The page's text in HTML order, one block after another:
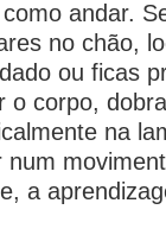
andar.
no chão,
ou ficas
o corpo,
na
a